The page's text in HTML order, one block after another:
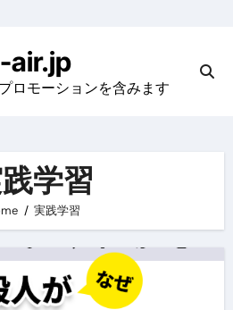
air.jp
ロモーションを含みます
学習
実践学習